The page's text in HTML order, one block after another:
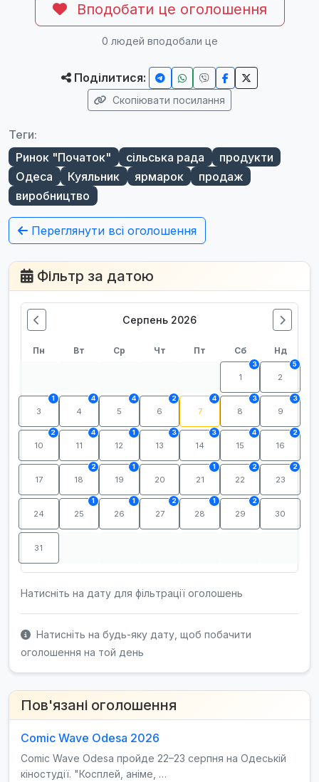
Вподобати це оголошення
0 людей вподобали це
Поділитися:
Скопіювати посилання
Теги:
Ринок "Початок"
сільська рада
продукти
Одеса
Куяльник ярмарок
продаж
виробництво
Переглянути всі оголошення
Фільтр за датою
Серпень 2026
Пн Вт Ср Чт Пт Сб Нд
1
3
2
5
3
1
4
4
5
4
6
2
7
4
8
3
9
3
10
2
11
4
12
1
13
3
14
3
15
4
16
2
17 18
2
19
1
20 21
1
22
2
23
2
24 25
1
26
1
27
2
28
1
29
2
30
31
Натисніть на дату для фільтрації оголошень
Натисніть на будь-яку дату, щоб побачити
оголошення на той день
Пов'язані оголошення
Comic Wave Odesa 2026
Comic Wave Odesa пройде 22–23 серпня на Одеській
кіностудії. "Косплей, аніме, …